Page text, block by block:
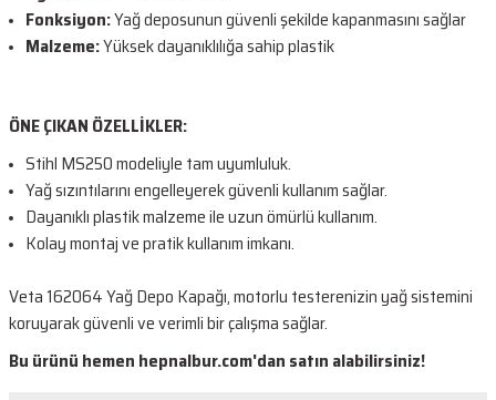
Fonksiyon:Yağ deposunun güvenli şekilde kapanmasını sağlar
Malzeme:Yüksek dayanıklılığa sahip plastik
ÖNE ÇIKAN ÖZELLİKLER:
Stihl MS250 modeliyle tam uyumluluk.
Yağ sızıntılarını engelleyerek güvenli kullanım sağlar.
Dayanıklı plastik malzeme ile uzun ömürlü kullanım.
Kolay montaj ve pratik kullanım imkanı.
Veta 162064 Yağ Depo Kapağı, motorlu testerenizin yağ sistemini
koruyarak güvenli ve verimli bir çalışma sağlar.
Bu ürünü hemen hepnalbur.com'dan satın alabilirsiniz!